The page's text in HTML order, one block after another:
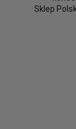
Sklep